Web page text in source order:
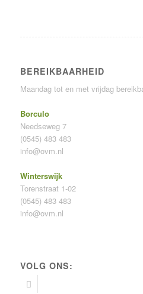
BEREIKBAARHEID
Maandag tot en met vrijdag
Borculo
Needseweg 7
(0545) 483 483
info@ovm.nl
Winterswijk
Torenstraat 1-02
(0545) 483 483
info@ovm.nl
VOLG ONS: